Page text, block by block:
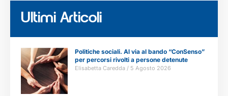
Ultimi Articoli
Politiche sociali. Al via al bando “ConSenso”
per percorsi rivolti a persone detenute
Elisabetta Caredda 5 Agosto 2026